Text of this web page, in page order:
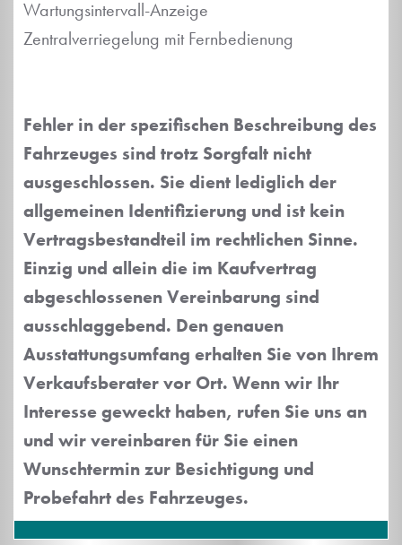
Wartungsintervall-Anzeige
Zentralverriegelung mit Fernbedienung
Fehler in der spezifischen Beschreibung des
Fahrzeuges sind trotz Sorgfalt nicht
ausgeschlossen. Sie dient lediglich der
allgemeinen Identifizierung und ist kein
Vertragsbestandteil im rechtlichen Sinne.
Einzig und allein die im Kaufvertrag
abgeschlossenen Vereinbarung sind
ausschlaggebend. Den genauen
Ausstattungsumfang erhalten Sie von Ihrem
Verkaufsberater vor Ort. Wenn wir Ihr
Interesse geweckt haben, rufen Sie uns an
und wir vereinbaren für Sie einen
Wunschtermin zur Besichtigung und
Probefahrt des Fahrzeuges.